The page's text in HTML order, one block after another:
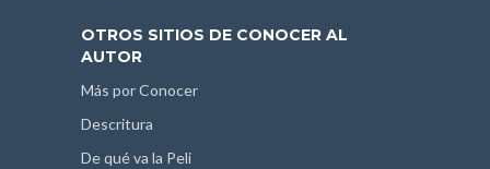
OTROS SITIOS DE CONOCER AL
AUTOR
Más por Conocer
Descritura
De qué va la Peli